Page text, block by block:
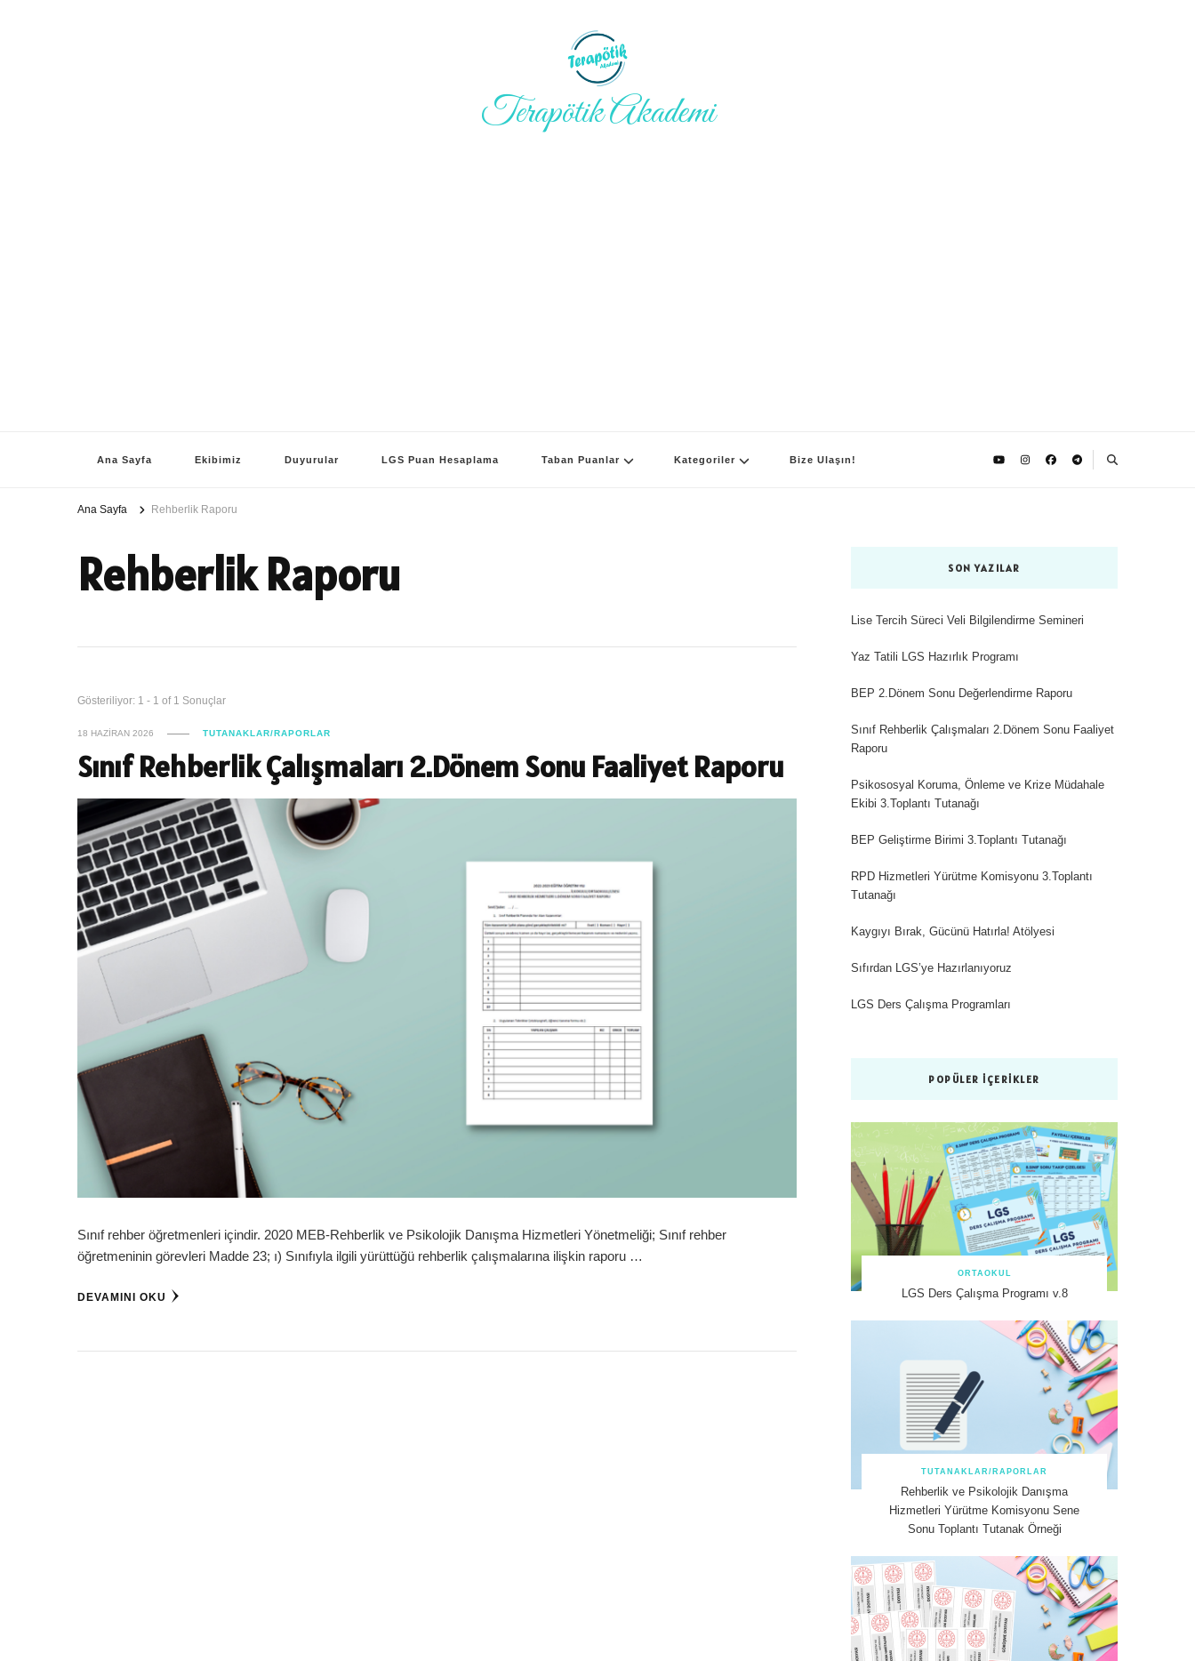
Terapötik Akademi
Ana Sayfa Ekibimiz Duyurular LGS Puan Hesaplama Taban Puanlar Kategoriler Bize Ulaşın!
Ana Sayfa Rehberlik Raporu
Rehberlik Raporu
Gösteriliyor: 1 - 1 of 1 Sonuçlar
18 HAZIRAN 2026 TUTANAKLAR/RAPORLAR
Sınıf Rehberlik Çalışmaları 2.Dönem Sonu Faaliyet Raporu
Sınıf rehber öğretmenleri içindir. 2020 MEB-Rehberlik ve Psikolojik Danışma Hizmetleri Yönetmeliği; Sınıf rehber
öğretmeninin görevleri Madde 23; ı) Sınıfıyla ilgili yürüttüğü rehberlik çalışmalarına ilişkin raporu …
DEVAMINI OKU
SON YAZILAR
Lise Tercih Süreci Veli Bilgilendirme Semineri
Yaz Tatili LGS Hazırlık Programı
BEP 2.Dönem Sonu Değerlendirme Raporu
Sınıf Rehberlik Çalışmaları 2.Dönem Sonu Faaliyet
Raporu
Psikososyal Koruma, Önleme ve Krize Müdahale
Ekibi 3.Toplantı Tutanağı
BEP Geliştirme Birimi 3.Toplantı Tutanağı
RPD Hizmetleri Yürütme Komisyonu 3.Toplantı
Tutanağı
Kaygıyı Bırak, Gücünü Hatırla! Atölyesi
Sıfırdan LGS’ye Hazırlanıyoruz
LGS Ders Çalışma Programları
POPÜLER İÇERIKLER
ORTAOKUL
LGS Ders Çalışma Programı v.8
TUTANAKLAR/RAPORLAR
Rehberlik ve Psikolojik Danışma
Hizmetleri Yürütme Komisyonu Sene
Sonu Toplantı Tutanak Örneği